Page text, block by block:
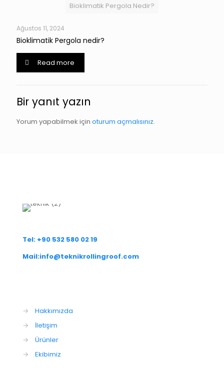
Bioklimatik Pergola Nedir?
Ağustos 11, 2024
Bioklimatik Pergola nedir?
Read more
Bir yanıt yazın
Yorum yapabilmek için oturum açmalısınız.
Tel: +90 532 580 02 19
Mail:info@teknikrollingroof.com
→
Hakkımızda
→
İletişim
→
Ürünler
→
Ekibimiz